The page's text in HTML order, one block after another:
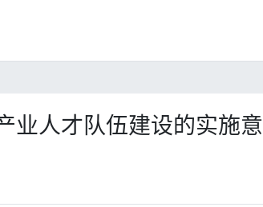
业人才队伍建设的实施意